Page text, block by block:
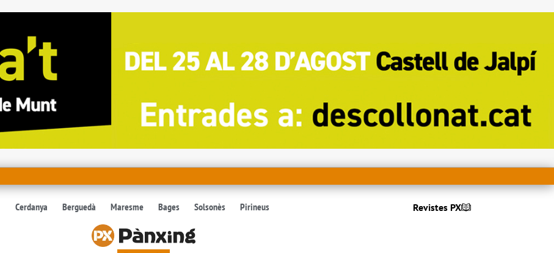
Cerdanya Berguedà Maresme Bages Solsonès Pirineus Revistes PX